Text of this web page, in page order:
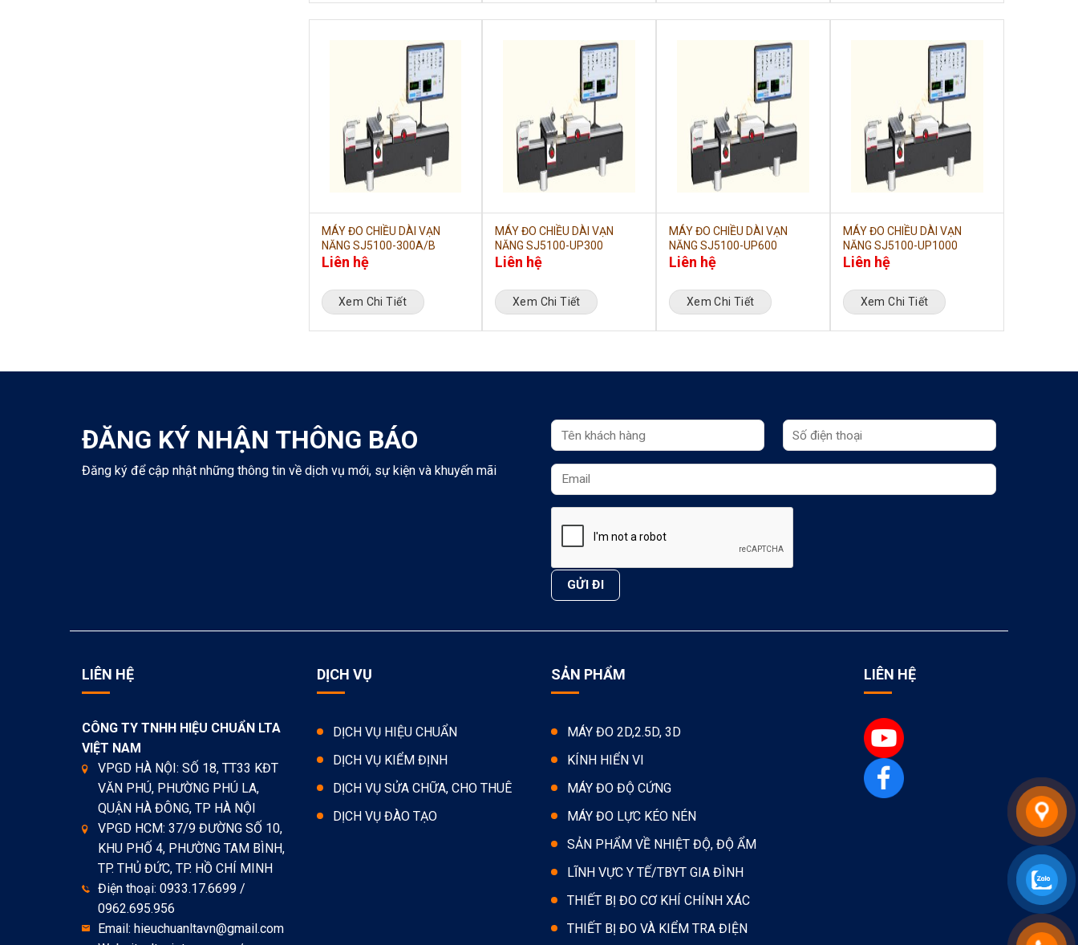
MÁY ĐO CHIỀU DÀI VẠN
NĂNG SJ5100-300A/B
Liên hệ
Xem Chi Tiết
MÁY ĐO CHIỀU DÀI VẠN
NĂNG SJ5100-UP300
Liên hệ
Xem Chi Tiết
MÁY ĐO CHIỀU DÀI VẠN
NĂNG SJ5100-UP600
Liên hệ
Xem Chi Tiết
MÁY ĐO CHIỀU DÀI VẠN
NĂNG SJ5100-UP1000
Liên hệ
Xem Chi Tiết
ĐĂNG KÝ NHẬN THÔNG BÁO
Đăng ký để cập nhật những thông tin về dịch vụ mới, sự kiện và khuyến mãi
LIÊN HỆ
CÔNG TY TNHH HIỆU CHUẨN LTA
VIỆT NAM
VPGD HÀ NỘI: SỐ 18, TT33 KĐT
VĂN PHÚ, PHƯỜNG PHÚ LA,
QUẬN HÀ ĐÔNG, TP HÀ NỘI
VPGD HCM: 37/9 ĐƯỜNG SỐ 10,
KHU PHỐ 4, PHƯỜNG TAM BÌNH,
TP. THỦ ĐỨC, TP. HỒ CHÍ MINH
Điện thoại: 0933.17.6699 /
0962.695.956
Email: hieuchuanltavn@gmail.com
DỊCH VỤ
DỊCH VỤ HIỆU CHUẨN
DỊCH VỤ KIỂM ĐỊNH
DỊCH VỤ SỬA CHỮA, CHO THUÊ
DỊCH VỤ ĐÀO TẠO
SẢN PHẨM
MÁY ĐO 2D,2.5D, 3D
KÍNH HIỂN VI
MÁY ĐO ĐỘ CỨNG
MÁY ĐO LỰC KÉO NÉN
SẢN PHẨM VỀ NHIỆT ĐỘ, ĐỘ ẨM
LĨNH VỰC Y TẾ/TBYT GIA ĐÌNH
THIẾT BỊ ĐO CƠ KHÍ CHÍNH XÁC
THIẾT BỊ ĐO VÀ KIỂM TRA ĐIỆN
LIÊN HỆ